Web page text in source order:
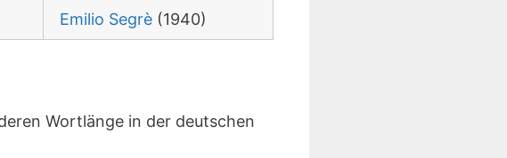
Emilio Segrè (1940)
Wortlänge in der deutschen